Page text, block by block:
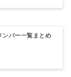
ンバー一覧まとめ